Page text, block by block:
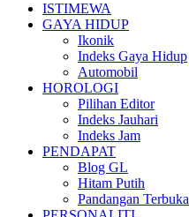
ISTIMEWA
GAYA HIDUP
Ikonik
Indeks Gaya Hidup
Automobil
HOROLOGI
Pilihan Editor
Indeks Jauhari
Indeks Jam
PENDAPAT
Blog GL
Hitam Putih
Pandangan Terbuka